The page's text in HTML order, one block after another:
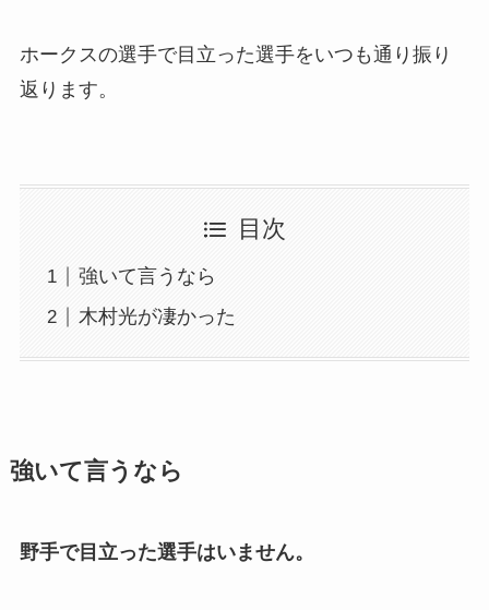
ホークスの選手で目立った選手をいつも通り振り
返ります。
目次
強いて言うなら
木村光が凄かった
強いて言うなら
野手で目立った選手はいません。